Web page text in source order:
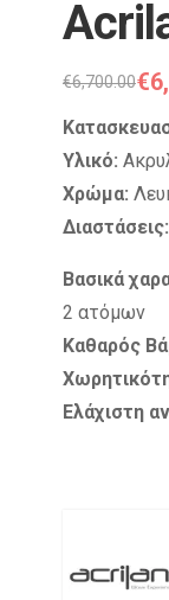
€6,700.00€
Υλικό:
Χρώμα:
Βασικά
2 ατόμων
Καθαρός
Ελάχιστη